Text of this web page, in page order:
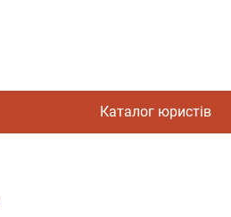
Каталог юристів